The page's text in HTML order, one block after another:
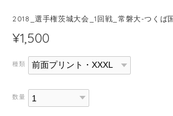
2018_選手権茨城大会_1回戦_常磐大-つくば
¥1,500
種類
数量